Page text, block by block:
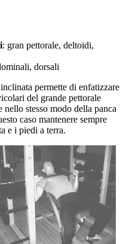
: gran pettorale, deltoidi,
dorsali
permette di enfatizzare
del grande pettorale
stesso modo della panca
caso mantenere sempre
e i piedi a terra.